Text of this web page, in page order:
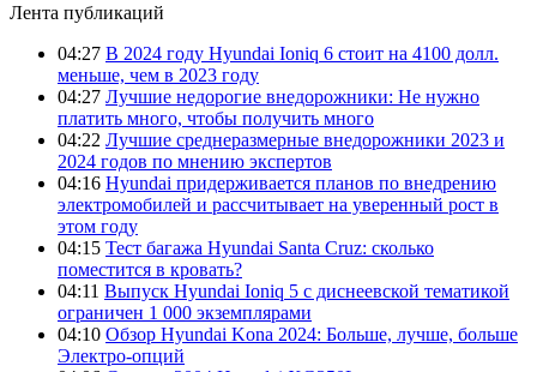
Лента публикаций
04:27 В 2024 году Hyundai Ioniq 6 стоит на 4100 долл.
меньше, чем в 2023 году
04:27 Лучшие недорогие внедорожники: Не нужно
платить много, чтобы получить много
04:22 Лучшие среднеразмерные внедорожники 2023 и
2024 годов по мнению экспертов
04:16 Hyundai придерживается планов по внедрению
электромобилей и рассчитывает на уверенный рост в
этом году
04:15 Тест багажа Hyundai Santa Cruz: сколько
поместится в кровать?
04:11 Выпуск Hyundai Ioniq 5 с диснеевской тематикой
ограничен 1 000 экземплярами
04:10 Обзор Hyundai Kona 2024: Больше, лучше, больше
Электро-опций